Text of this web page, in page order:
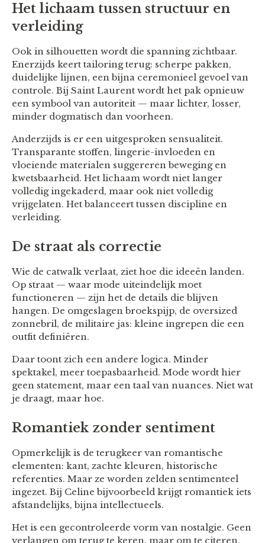
Het lichaam tussen structuur en
verleiding
Ook in silhouetten wordt die spanning zichtbaar.
Enerzijds keert tailoring terug: scherpe pakken,
duidelijke lijnen, een bijna ceremonieel gevoel van
controle. Bij Saint Laurent wordt het pak opnieuw
een symbool van autoriteit — maar lichter, losser,
minder dogmatisch dan voorheen.
Anderzijds is er een uitgesproken sensualiteit.
Transparante stoffen, lingerie-invloeden en
vloeiende materialen suggereren beweging en
kwetsbaarheid. Het lichaam wordt niet langer
volledig ingekaderd, maar ook niet volledig
vrijgelaten. Het balanceert tussen discipline en
verleiding.
De straat als correctie
Wie de catwalk verlaat, ziet hoe die ideeën landen.
Op straat — waar mode uiteindelijk moet
functioneren — zijn het de details die blijven
hangen. De omgeslagen broekspijp, de oversized
zonnebril, de militaire jas: kleine ingrepen die een
outfit definiëren.
Daar toont zich een andere logica. Minder
spektakel, meer toepasbaarheid. Mode wordt hier
geen statement, maar een taal van nuances. Niet wat
je draagt, maar hoe.
Romantiek zonder sentiment
Opmerkelijk is de terugkeer van romantische
elementen: kant, zachte kleuren, historische
referenties. Maar ze worden zelden sentimenteel
ingezet. Bij Celine bijvoorbeeld krijgt romantiek iets
afstandelijks, bijna intellectueels.
Het is een gecontroleerde vorm van nostalgie. Geen
verlangen om terug te keren, maar om te citeren.